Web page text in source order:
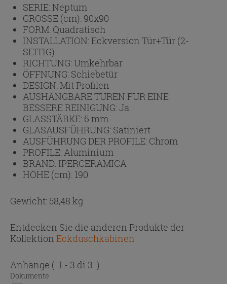
SERIE:Neptum
GRÖSSE (cm): 90x90
FORM: Quadratisch
INSTALLATION:Eckversion Tür+Tür (2-
SEITIG)
RICHTUNG:Umkehrbar
ÖFFNUNG: Schiebetür
DESIGN:Mit Profilen
AUSHÄNGBARE TÜREN FÜR EINE
BESSERE REINIGUNG:Ja
GLASSTÄRKE: 6 mm
GLASAUSFÜHRUNG: Satiniert
AUSFÜHRUNG DER PROFILE: Chrom
PROFILE: Aluminium
BRAND: IPERCERAMICA
HÖHE (cm): 190
Gewicht: 58,48 kg
Entdecken Sie die anderen Produkte der
Kollektion Eckduschkabinen
Anhänge ( 1 - 3 di 3 )
Dokumente